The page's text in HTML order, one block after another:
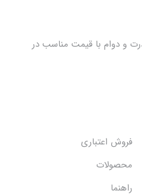
و دوام با قیمت مناسب در
فروش اعتباری
محصولات
راهنما